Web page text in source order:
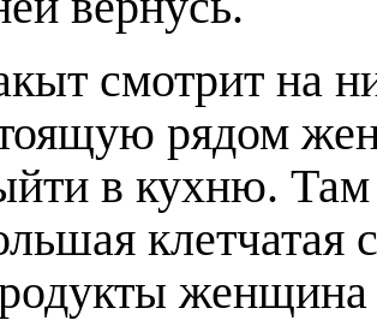
смотрит на
рядом
в кухню. Там
клетчатая
женщина